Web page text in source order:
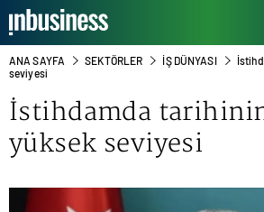
ANA SAYFA SEKTÖRLER İŞ DÜNYASI
seviyesi
İstihdamda
yüksek seviyesi